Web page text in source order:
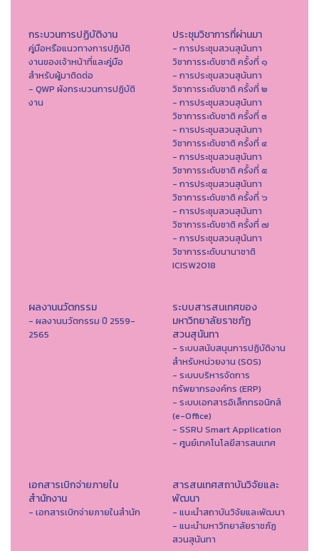
กระบวนการปฏิบัติงาน
คู่มือหรือแนวทางการปฏิบัติ
งานของเจ้าหน้าที่และคู่มือ
สำหรับผู้มาติดต่อ
- QWP ผังกระบวนการปฏิบัติ
งาน
ประชุมวิชาการที่ผ่านมา
- การประชุมสวนสุนันทา
วิชาการระดับชาติ ครั้งที่ ๑
- การประชุมสวนสุนันทา
วิชาการระดับชาติ ครั้งที่ ๒
- การประชุมสวนสุนันทา
วิชาการระดับชาติ ครั้งที่ ๓
- การประชุมสวนสุนันทา
วิชาการระดับชาติ ครั้งที่ ๔
- การประชุมสวนสุนันทา
วิชาการระดับชาติ ครั้งที่ ๕
- การประชุมสวนสุนันทา
วิชาการระดับชาติ ครั้งที่ ๖
- การประชุมสวนสุนันทา
วิชาการระดับชาติ ครั้งที่ ๗
- การประชุมสวนสุนันทา
วิชาการระดับนานาชาติ
ICISW2018
ผลงานนวัตกรรม
- ผลงานนวัตกรรม ปี 2559-
2565
ระบบสารสนเทศของ
มหาวิทยาลัยราชภัฏ
สวนสุนันทา
- ระบบสนับสนุนการปฏิบัติงาน
สำหรับหน่วยงาน (SOS)
- ระบบบริหารจัดการ
ทรัพยากรองค์กร (ERP)
- ระบบเอกสารอิเล็กทรอนิกส์
(e-Office)
- SSRU Smart Application
- ศูนย์เทคโนโลยีสารสนเทศ
เอกสารเบิกจ่ายภายใน
สำนักงาน
- เอกสารเบิกจ่ายภายในสำนัก
สารสนเทศสถาบันวิจัยและ
พัฒนา
- แนะนำสถาบันวิจัยและพัฒนา
- แนะนำมหาวิทยาลัยราชภัฏ
สวนสุนันทา